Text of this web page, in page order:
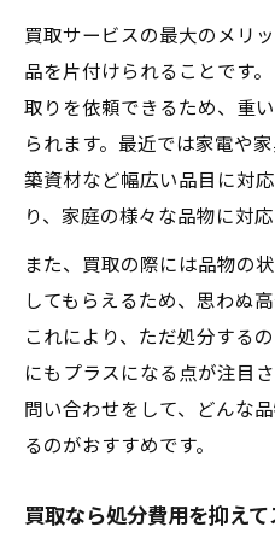
買取サービスの最大のメリ
品を片付けられることです
取りを依頼できるため、重
られます。最近では家電や
築資材など幅広い品目に対
り、家庭の様々な品物に対応
また、買取の際には品物の
してもらえるため、思わぬ
これにより、ただ処分する
にもプラスになる点が注目
問い合わせをして、どんな
るのがおすすめです。
買取なら処分費用を抑え